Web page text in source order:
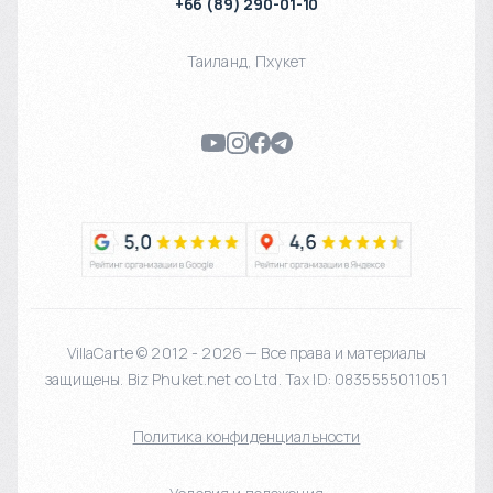
Таиланд Пхукет
VillaCarte © 2012 - 2026 — Все права и материалы
защищены. Biz Phuket.net co Ltd. Tax ID: 0835555011051
Политика конфиденциальности